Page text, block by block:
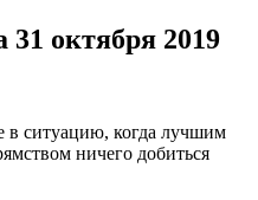
31 октября 2019
в ситуацию, когда лучшим
ничего добиться